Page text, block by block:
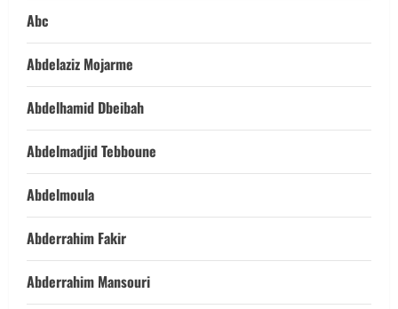
Abc
Abdelaziz Mojarme
Abdelhamid Dbeibah
Abdelmadjid Tebboune
Abdelmoula
Abderrahim Fakir
Abderrahim Mansouri